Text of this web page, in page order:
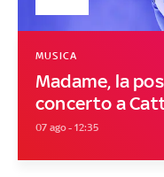
Madame, la
concerto a
MUSICA
07 ago - 12:35